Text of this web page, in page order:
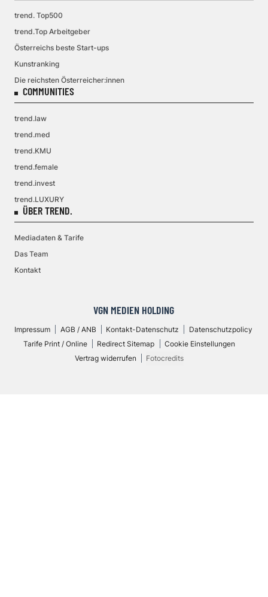
trend. Top500
trend.Top Arbeitgeber
Österreichs beste Start-ups
Kunstranking
Die reichsten Österreicher:innen
COMMUNITIES
trend.law
trend.med
trend.KMU
trend.female
trend.invest
trend.LUXURY
ÜBER TREND.
Mediadaten & Tarife
Das Team
Kontakt
VGN MEDIEN HOLDING
Impressum AGB / ANB Kontakt-Datenschutz
Datenschutzpolicy
Tarife Print / Online
Redirect Sitemap
Cookie Einstellungen
Vertrag widerrufen
Fotocredits